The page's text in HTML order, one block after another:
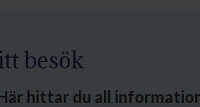
besök
hittar du all